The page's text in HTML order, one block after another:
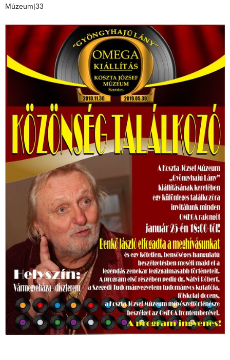
Múzeum|33